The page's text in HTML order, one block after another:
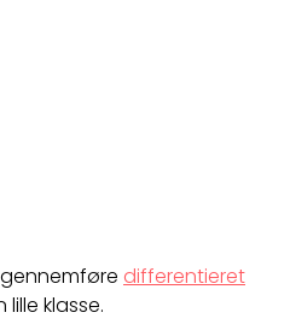
differentieret
lille klasse.